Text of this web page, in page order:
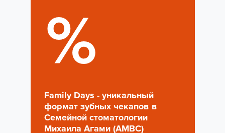
%
Family Days - уникальный
формат зубных чекапов в
Семейной стоматологии
Михаила Агами (AMBC)